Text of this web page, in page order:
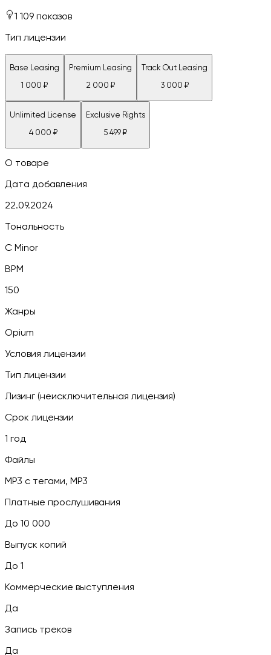
1 109 показов
Тип лицензии
Base Leasing
1 000 ₽
Premium Leasing
2 000 ₽
Track Out Leasing
3 000 ₽
Unlimited License
4 000 ₽
Exclusive Rights
5 499₽
О товаре
Дата добавления
22.09.2024
Тональность
C Minor
BPM
150
Жанры
Opium
Условия лицензии
Тип лицензии
Лизинг (неисключительная лицензия)
Срок лицензии
1 год
Файлы
MP3 c тегами, MP3
Платные прослушивания
До 10 000
Выпуск копий
До 1
Коммерческие выступления
Да
Запись треков
Да